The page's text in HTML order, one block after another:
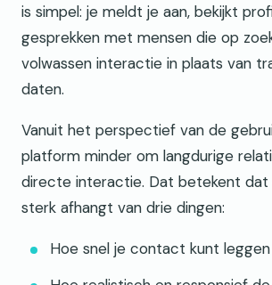
is simpel: je meldt je aan, bekijkt
gesprekken met mensen die op
volwassen interactie in plaats van
daten.
Vanuit het perspectief van de
platform minder om langdurige
directe interactie. Dat betekent dat
sterk afhangt van drie dingen:
Hoe snel je contact kunt